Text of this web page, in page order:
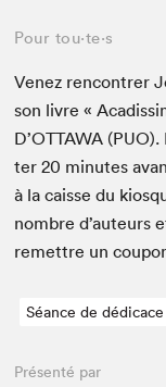
Pour tou⋅te⋅s
Venez ren­con­tr­er
son livre «
D’OT­TAWA (PUO).
ter20 min­utes
à la caisse du
nom­bre d’auteurs
remet­tre un
Séance de dédicace
Présenté par